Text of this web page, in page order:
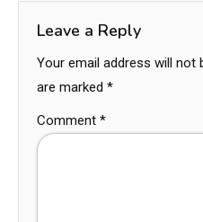
Leave a Reply
Your email address will not
are marked *
Comment *